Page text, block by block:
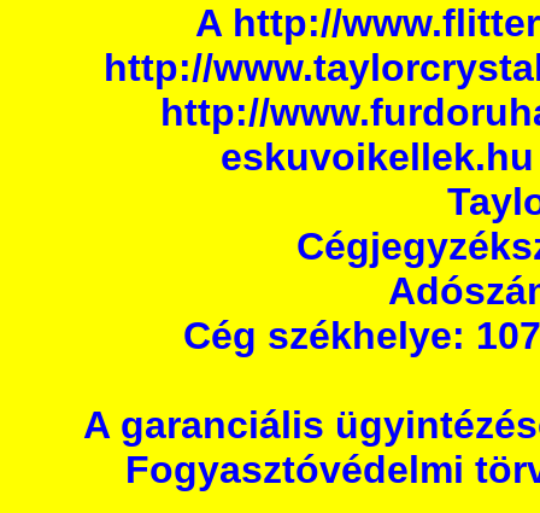
A http://
http://
http://
eskuvoikellek.hu
Cég székhelye:
A garanciális
Fogyasztóvédelmi